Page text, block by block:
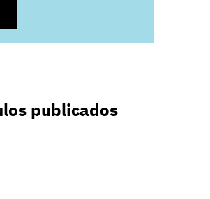
publicados